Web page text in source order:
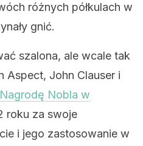
różnych półkulach w
gnić.
szalona, ale wcale tak
Aspect, John Clauser i
Nobla w
roku za swoje
i jego zastosowanie w